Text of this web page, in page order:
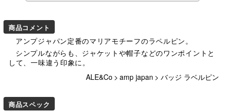
商品コメント
アンプジャパン定番のマリアモチーフのラペルピン。
シンプルながらも、ジャケットや帽子などのワンポイントと
して、一味違う印象に。
ALE&Co > amp japan > バッジ ラベルピン
商品スペック